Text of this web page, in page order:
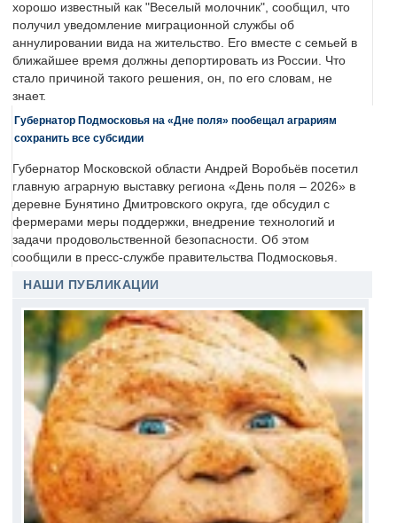
хорошо известный как "Веселый молочник", сообщил, что
получил уведомление миграционной службы об
аннулировании вида на жительство. Его вместе с семьей в
ближайшее время должны депортировать из России. Что
стало причиной такого решения, он, по его словам, не
знает.
Губернатор Подмосковья на «Дне поля» пообещал аграриям
сохранить все субсидии
Губернатор Московской области Андрей Воробьёв посетил
главную аграрную выставку региона «День поля – 2026» в
деревне Бунятино Дмитровского округа, где обсудил с
фермерами меры поддержки, внедрение технологий и
задачи продовольственной безопасности. Об этом
сообщили в пресс-службе правительства Подмосковья.
НАШИ ПУБЛИКАЦИИ